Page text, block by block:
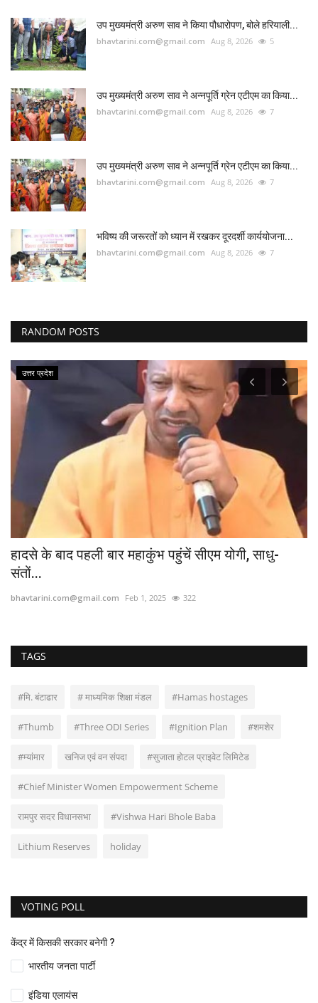
उप मुख्यमंत्री अरुण साव ने किया पौधारोपण, बोले हरियाली...
bhavtarini.com@gmail.com Aug 8, 2026 5
उप मुख्यमंत्री अरुण साव ने अन्नपूर्ति ग्रेन एटीएम का किया...
bhavtarini.com@gmail.com Aug 8, 2026 7
उप मुख्यमंत्री अरुण साव ने अन्नपूर्ति ग्रेन एटीएम का किया...
bhavtarini.com@gmail.com Aug 8, 2026 7
भविष्य की जरूरतों को ध्यान में रखकर दूरदर्शी कार्ययोजना...
bhavtarini.com@gmail.com Aug 8, 2026 7
RANDOM POSTS
जबलपुर
शिकायत करने पहुंची थी गर्भवती ,थाने में ही हुआ प्रसव
bhavtarini.com@gmail.com Jul 28, 2021 156
TAGS
#मि. बंटाढार # माध्यमिक शिक्षा मंडल #Hamas hostages
#Thumb #Three ODI Series #Ignition Plan #शमशेर
#म्यांमार खनिज एवं वन संपदा #सुजाता होटल प्राइवेट लिमिटेड
#Chief Minister Women Empowerment Scheme
रामपुर सदर विधानसभा #Vishwa Hari Bhole Baba
Lithium Reserves holiday
VOTING POLL
केंद्र में किसकी सरकार बनेगी ?
भारतीय जनता पार्टी
इंडिया एलायंस